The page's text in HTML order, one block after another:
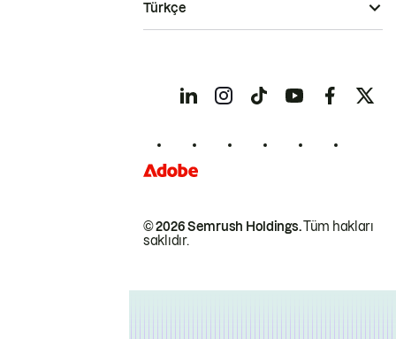
© 2026 Semrush Holdings.Tüm hakları
saklıdır.
Türkçe